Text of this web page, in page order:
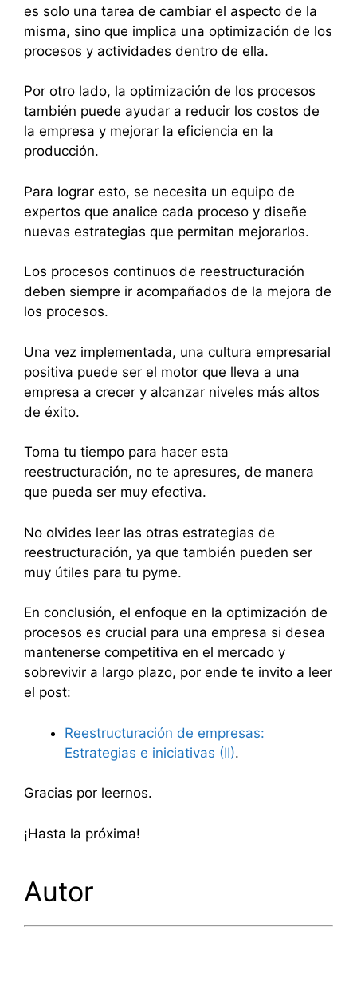
es solo una tarea de cambiar el aspecto de la
misma, sino que implica una optimización de los
procesos y actividades dentro de ella.
Por otro lado, la optimización de los procesos
también puede ayudar a reducir los costos de
la empresa y mejorar la eficiencia en la
producción.
Para lograr esto, se necesita un equipo de
expertos que analice cada proceso y diseñe
nuevas estrategias que permitan mejorarlos.
Los procesos continuos de reestructuración
deben siempre ir acompañados de la mejora de
los procesos.
Una vez implementada, una cultura empresarial
positiva puede ser el motor que lleva a una
empresa a crecer y alcanzar niveles más altos
de éxito.
Toma tu tiempo para hacer esta
reestructuración, no te apresures, de manera
que pueda ser muy efectiva.
No olvides leer las otras estrategias de
reestructuración, ya que también pueden ser
muy útiles para tu pyme.
En conclusión, el enfoque en la optimización de
procesos es crucial para una empresa si desea
mantenerse competitiva en el mercado y
sobrevivir a largo plazo, por ende te invito a leer
el post:
Reestructuración de empresas:
Estrategias e iniciativas (II).
Gracias por leernos.
¡Hasta la próxima!
Autor